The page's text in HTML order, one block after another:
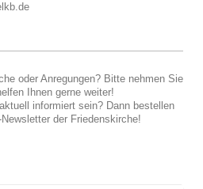
oder Anregungen? Bitte nehmen Sie
Ihnen gerne weiter!
informiert sein? Dann bestellen
der Friedenskirche!